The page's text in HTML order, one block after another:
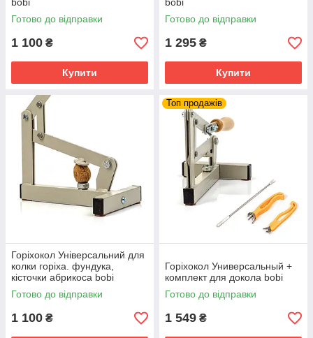
Готово до відправки
1 100 ₴
Купити
Готово до відправки
1 295 ₴
Купити
Горіхокол Універсальний для
колки горіха. фундука,
кісточки абрикоса bobi
Готово до відправки
1 100 ₴
Топ продажів
Горіхокол Универсальный +
комплект для докола bobi
Готово до відправки
1 549 ₴